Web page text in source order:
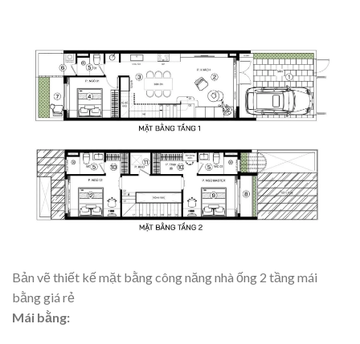
Bản vẽ thiết kế mặt bằng công năng nhà ống 2 tầng mái
bằng giá rẻ
Mái bằng: